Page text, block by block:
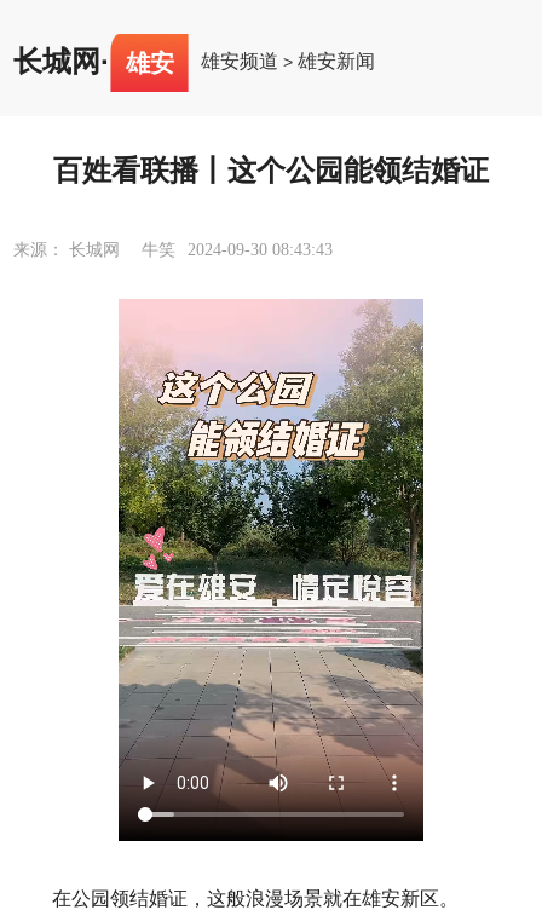
长城网· 雄安 雄安频道 >雄安新闻
百姓看联播丨这个公园能领结婚证
来源： 长城网 牛笑 2024-09-30 08:43:43
在公园领结婚证，这般浪漫场景就在雄安新区。